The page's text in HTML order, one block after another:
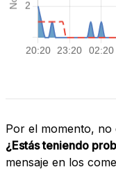
Por el momento, no
¿Estás teniendo
mensaje en los